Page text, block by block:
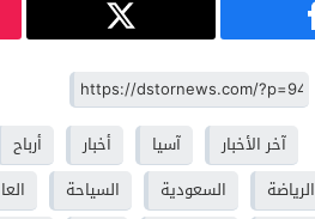
آخر الأخبار آسيا أخبار
أرباح
الرياضة السعودية السياحة